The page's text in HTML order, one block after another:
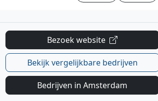
Bezoek website
Bekijk vergelijkbare bedrijven
Bedrijven in Amsterdam